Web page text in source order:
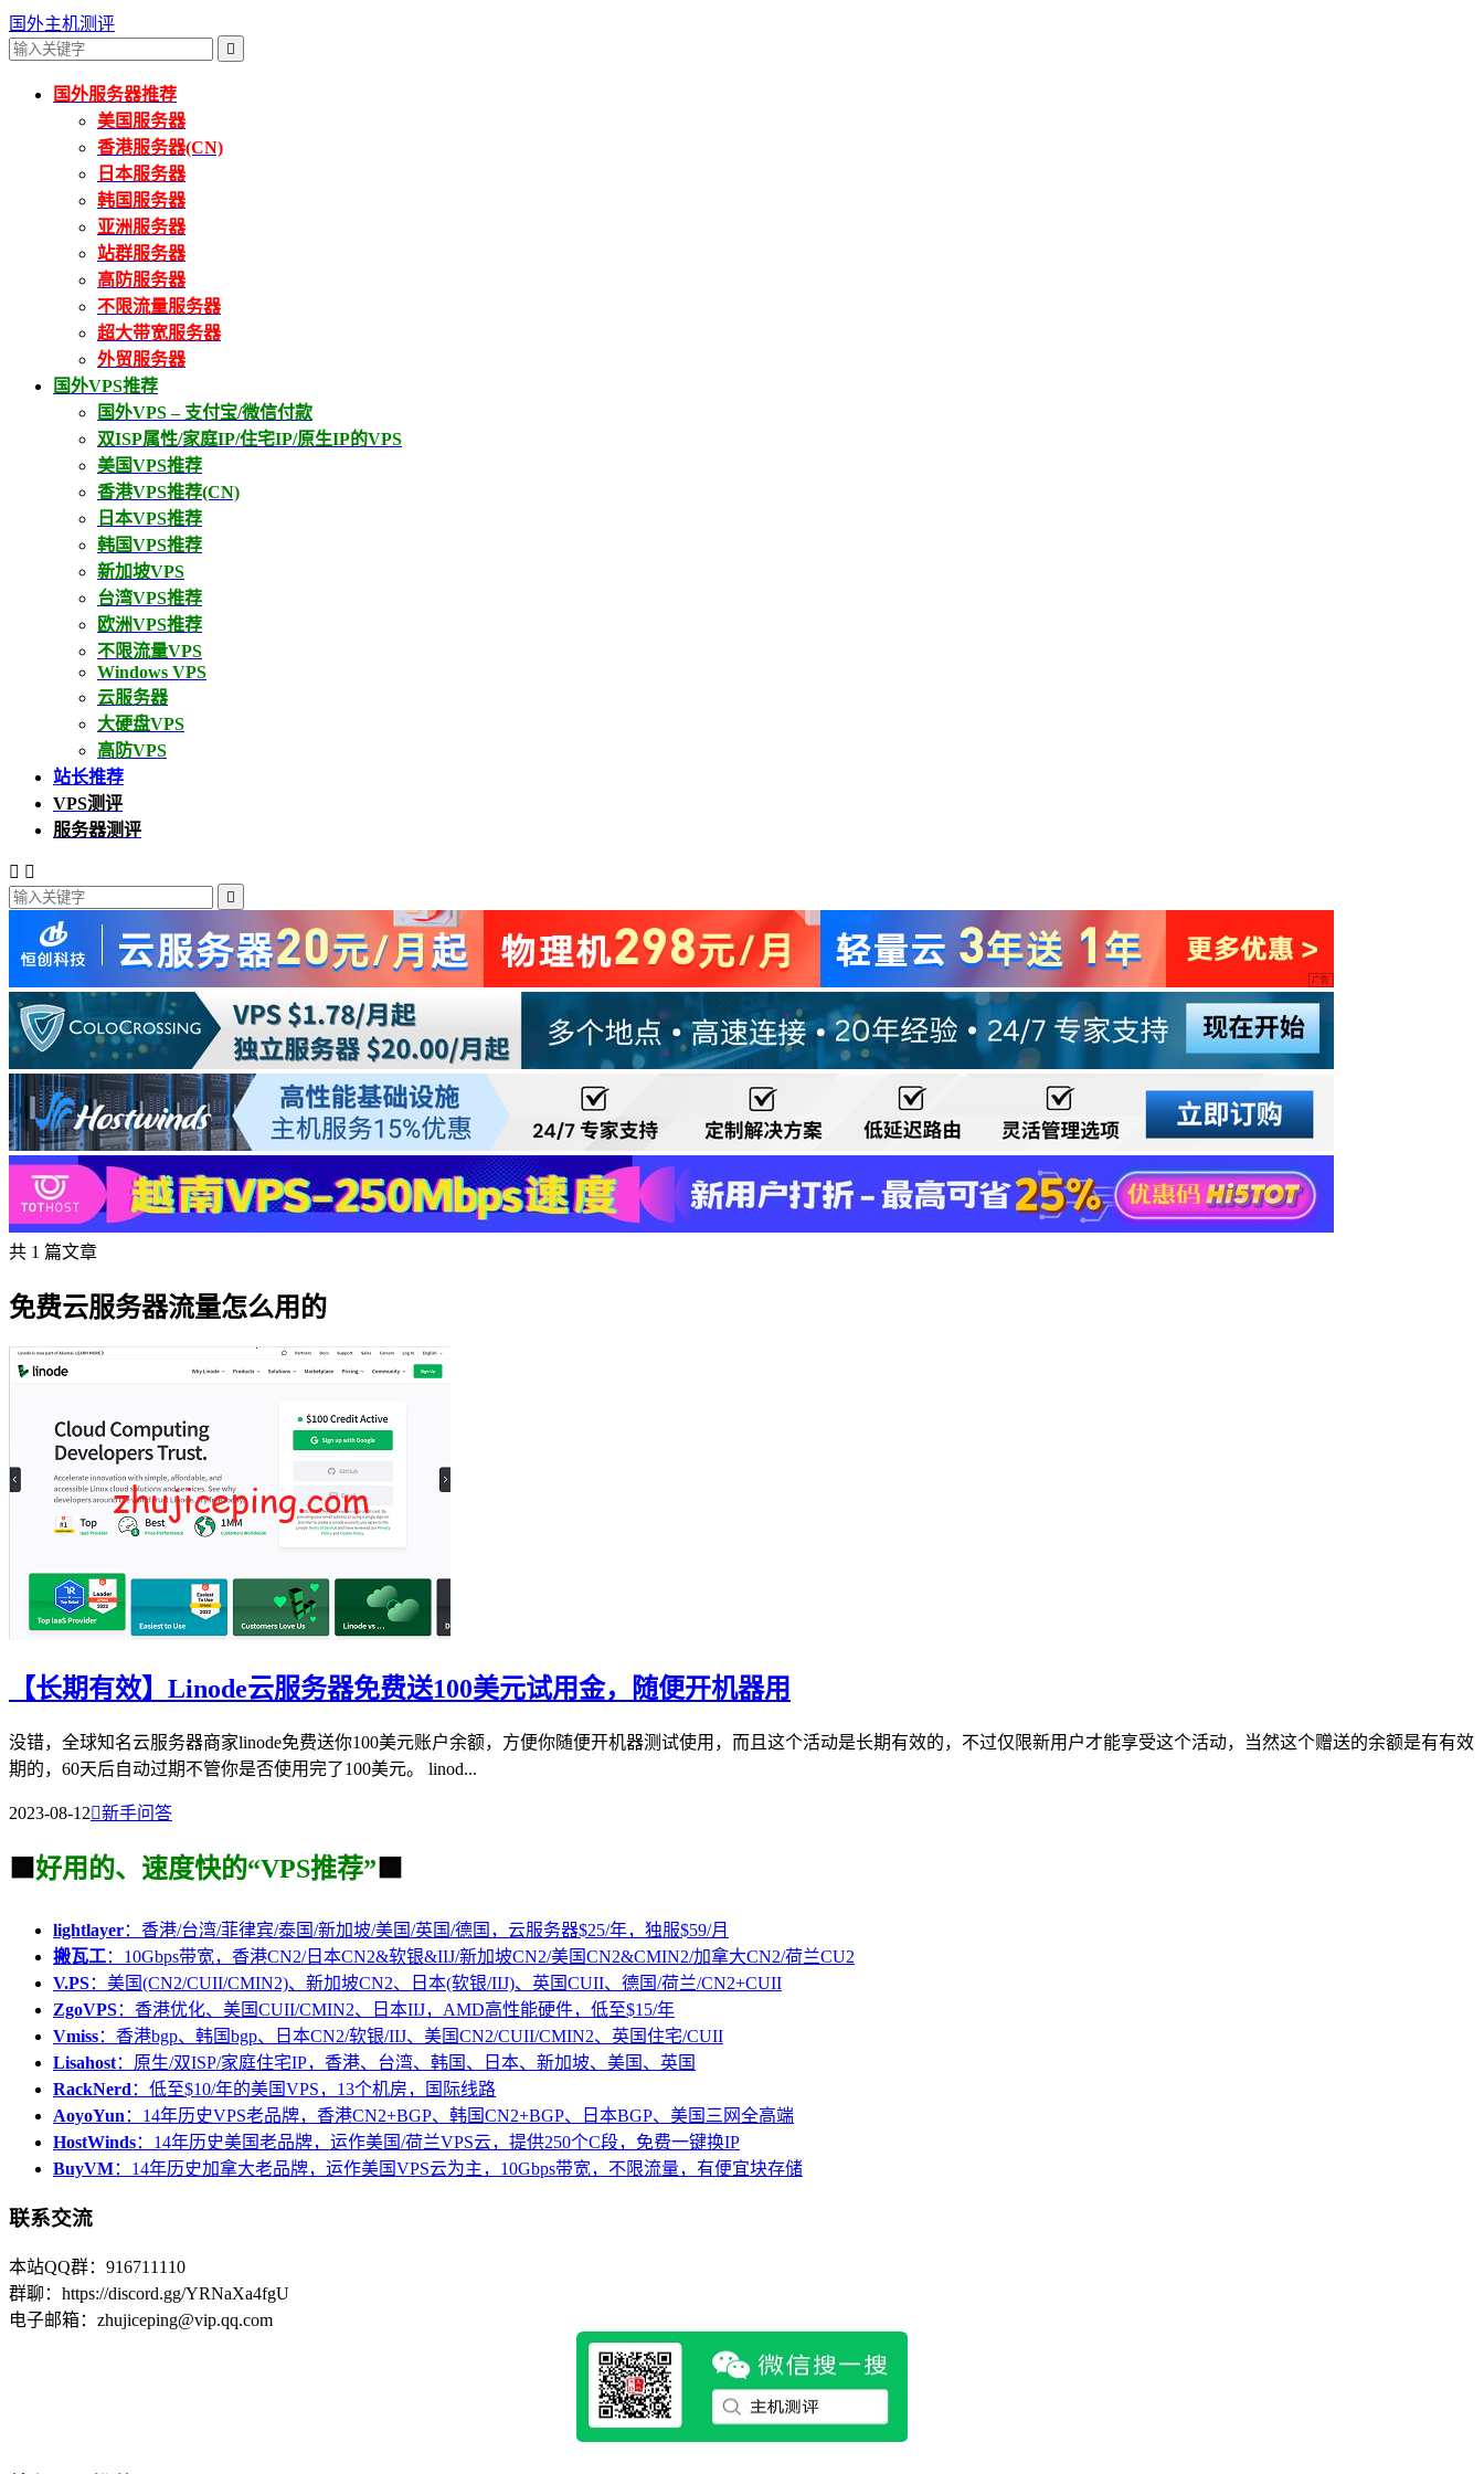
国外主机测评

国外服务器推荐
美国服务器
香港服务器(CN)
日本服务器
韩国服务器
亚洲服务器
站群服务器
高防服务器
不限流量服务器
超大带宽服务器
外贸服务器
国外VPS推荐
国外VPS – 支付宝/微信付款
双ISP属性/家庭IP/住宅IP/原生IP的VPS
美国VPS推荐
香港VPS推荐(CN)
日本VPS推荐
韩国VPS推荐
新加坡VPS
台湾VPS推荐
欧洲VPS推荐
不限流量VPS
Windows VPS
云服务器
大硬盘VPS
高防VPS
站长推荐
VPS测评
服务器测评
 

共 1 篇文章
免费云服务器流量怎么用的
【长期有效】Linode云服务器免费送100美元试用金，随便开机器用
没错，全球知名云服务器商家linode免费送你100美元账户余额，方便你随便开机器测试使用，而且这个活动是长期有效的，不过仅限新用户才能享受这个活动，当然这个赠送的余额是有有效
期的，60天后自动过期不管你是否使用完了100美元。 linod...
2023-08-12新手问答
🟩 好用的、速度快的“VPS推荐” 🟩
lightlayer：香港/台湾/菲律宾/泰国/新加坡/美国/英国/德国，云服务器$25/年，独服$59/月
搬瓦工：10Gbps带宽，香港CN2/日本CN2&软银&IIJ/新加坡CN2/美国CN2&CMIN2/加拿大CN2/荷兰CU2
V.PS：美国(CN2/CUII/CMIN2)、新加坡CN2、日本(软银/IIJ)、英国CUII、德国/荷兰/CN2+CUII
ZgoVPS：香港优化、美国CUII/CMIN2、日本IIJ，AMD高性能硬件，低至$15/年
Vmiss：香港bgp、韩国bgp、日本CN2/软银/IIJ、美国CN2/CUII/CMIN2、英国住宅/CUII
Lisahost：原生/双ISP/家庭住宅IP，香港、台湾、韩国、日本、新加坡、美国、英国
RackNerd：低至$10/年的美国VPS，13个机房，国际线路
AoyoYun：14年历史VPS老品牌，香港CN2+BGP、韩国CN2+BGP、日本BGP、美国三网全高端
HostWinds：14年历史美国老品牌，运作美国/荷兰VPS云，提供250个C段，免费一键换IP
BuyVM：14年历史加拿大老品牌，运作美国VPS云为主，10Gbps带宽，不限流量，有便宜块存储
联系交流
本站QQ群：916711110
群聊：https://discord.gg/YRNaXa4fgU
电子邮箱：zhujiceping@vip.qq.com